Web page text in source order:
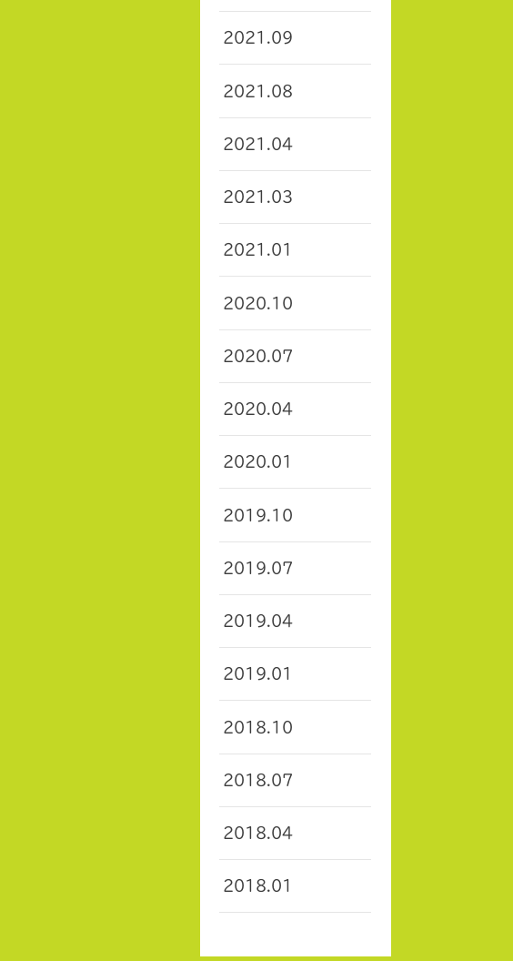
2021.09
2021.08
2021.04
2021.03
2021.01
2020.10
2020.07
2020.04
2020.01
2019.10
2019.07
2019.04
2019.01
2018.10
2018.07
2018.04
2018.01